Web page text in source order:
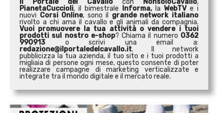
Il Portale del Cavallo con NonsoloCavallo,
PianetaCuccioli, il bimestrale Informa,laWebTVe i
nuovi Corsi Online, sono il grande network italiano
rivolto a chi ama il cavallo e gli animali da compagnia.
Vuoi promuovere la tua attività ovendere i tuoi
prodotti sul nostro e-shop? Chiama il numero 0362
990913 o scrivi una email a:
redazione@ilportaledelcavallo.it. Il network
pubblicizza la tua azienda, il tuo sito e i tuoi prodotti a
migliaia di persone ogni mese, questo consente di poter
realizzare campagne di marketing verticalizzate e
integrate tra il mondo digitale e il mercato reale.